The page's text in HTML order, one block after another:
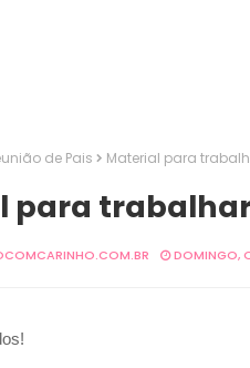
de Pais Material para
para
DOMINGO,